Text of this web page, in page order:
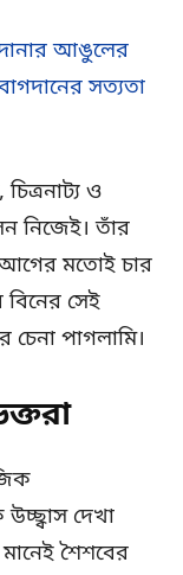
আঙুলের
সত্যতা
চিত্রনাট্য ও
নিজেই। তাঁর
আগের মতোই চার
বিনের সেই
পাগলামি।
দেখা
শৈশবের